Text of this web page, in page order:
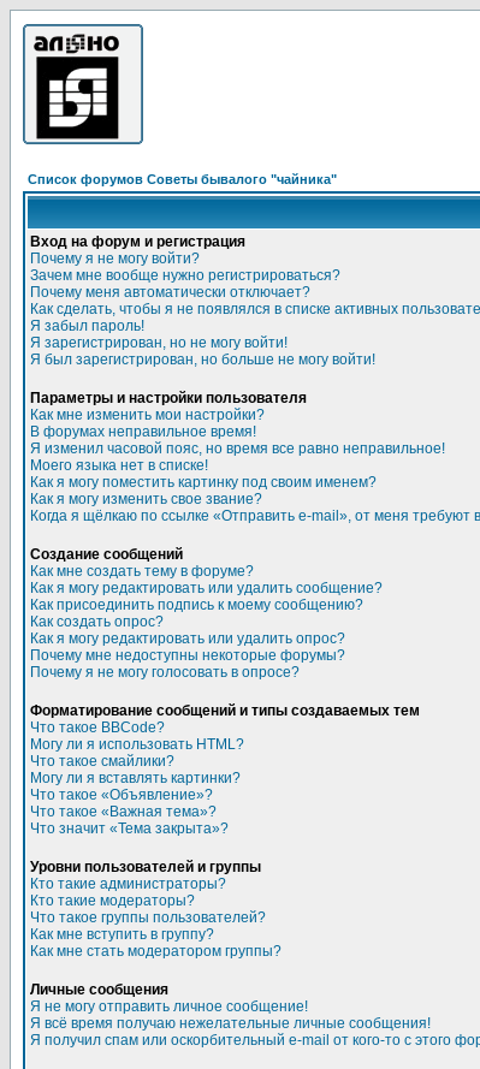
Список форумов Советы бывалого "чайника"
Вход на форум и регистрация
Почему я не могу войти?
Зачем мне вообще нужно регистрироваться?
Почему меня автоматически отключает?
Как сделать, чтобы я не появлялся в списке активных
Я забыл пароль!
Я зарегистрирован, но не могу войти!
Я был зарегистрирован, но больше не могу войти!
Параметры и настройки пользователя
Как мне изменить мои настройки?
В форумах неправильное время!
Я изменил часовой пояс, но время все равно неправильное!
Моего языка нет в списке!
Как я могу поместить картинку под своим именем?
Как я могу изменить свое звание?
Когда я щёлкаю по ссылке «Отправить e-mail», от меня требуют
Создание сообщений
Как мне создать тему в форуме?
Как я могу редактировать или удалить сообщение?
Как присоединить подпись к моему сообщению?
Как создать опрос?
Как я могу редактировать или удалить опрос?
Почему мне недоступны некоторые форумы?
Почему я не могу голосовать в опросе?
Форматирование сообщений и типы создаваемых тем
Что такое BBCode?
Могу ли я использовать HTML?
Что такое смайлики?
Могу ли я вставлять картинки?
Что такое «Объявление»?
Что такое «Важная тема»?
Что значит «Тема закрыта»?
Уровни пользователей и группы
Кто такие администраторы?
Кто такие модераторы?
Что такое группы пользователей?
Как мне вступить в группу?
Как мне стать модератором группы?
Личные сообщения
Я не могу отправить личное сообщение!
Я всё время получаю нежелательные личные сообщения!
Я получил спам или оскорбительный e-mail от кого-то с этого